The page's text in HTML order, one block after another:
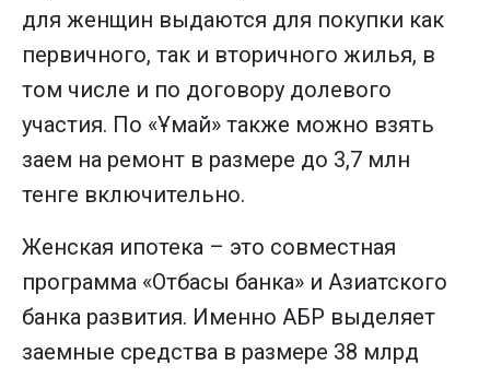
для женщин выдаются для покупки как
первичного, так и вторичного жилья, в
том числе и по договору долевого
участия. По «Ұмай» также можно взять
заем на ремонт в размере до 3,7 млн
тенге включительно.
Женская ипотека – это совместная
программа «Отбасы банка» и Азиатского
банка развития. Именно АБР выделяет
заемные средства в размере 38 млрд